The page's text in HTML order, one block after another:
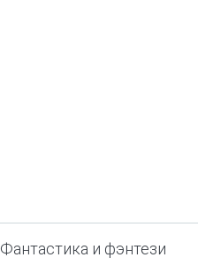
Фантастика и фэнтези